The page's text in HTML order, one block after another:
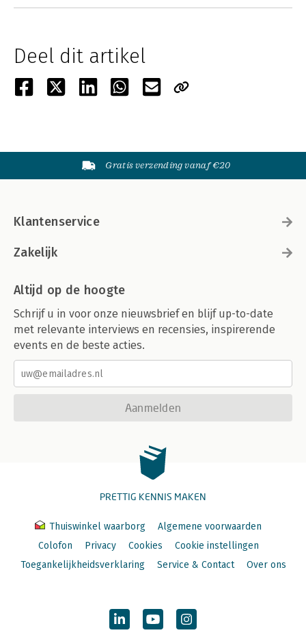
Deel dit artikel
Gratis verzending vanaf €20
Klantenservice
Zakelijk
Altijd op de hoogte
Schrijf u in voor onze nieuwsbrief en blijf up-to-date
met relevante interviews en recensies, inspirerende
events en de beste acties.
Aanmelden
PRETTIG KENNIS MAKEN
Thuiswinkel waarborg
Algemene voorwaarden
Colofon
Privacy Cookies
Cookie instellingen
Toegankelijkheidsverklaring
Service & Contact Over ons